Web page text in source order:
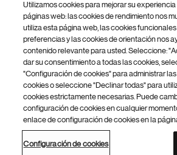
Footer Site Search
inferior
del
© 2026 Novartis
Política de privacidad Términos de uso
Configuración de cookies
Utilizamos cookies para mejorar su
páginas web: las cookies de rendimiento nos
utiliza esta página web, las cookies
preferencias y las cookies de orientación nos
contenido relevante para usted. Seleccione:
dar su consentimiento a todas las cookies,
"Configuración de cookies" para administrar
cookies o seleccione "Declinar todas" para
cookies estrictamente necesarias. Puede
configuración de cookies en cualquier
enlace de configuración de cookies en la
Configuración de cookies